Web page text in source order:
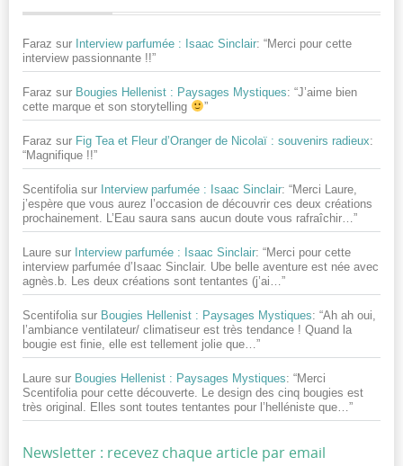
Faraz sur Interview parfumée : Isaac Sinclair: “Merci pour cette
interview passionnante !!”
Faraz sur Bougies Hellenist : Paysages Mystiques: “J’aime bien
cette marque et son storytelling
”
Faraz sur Fig Tea et Fleur d’Oranger de Nicolaï : souvenirs radieux:
“Magnifique !!”
Scentifolia sur Interview parfumée : Isaac Sinclair: “Merci Laure,
j’espère que vous aurez l’occasion de découvrir ces deux créations
prochainement. L’Eau saura sans aucun doute vous rafraîchir…”
Laure sur Interview parfumée : Isaac Sinclair: “Merci pour cette
interview parfumée d’Isaac Sinclair. Ube belle aventure est née avec
agnès.b. Les deux créations sont tentantes (j’ai…”
Scentifolia sur Bougies Hellenist : Paysages Mystiques: “Ah ah oui,
l’ambiance ventilateur/ climatiseur est très tendance ! Quand la
bougie est finie, elle est tellement jolie que…”
Laure sur Bougies Hellenist : Paysages Mystiques: “Merci
Scentifolia pour cette découverte. Le design des cinq bougies est
très original. Elles sont toutes tentantes pour l’helléniste que…”
Newsletter : recevez chaque article par email